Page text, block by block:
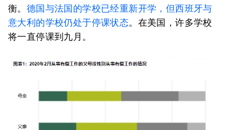
衡。 德国与法国的学校已经重新开学，但西班牙与
意大利的学校仍处于停课状态。在美国，许多学校
将一直停课到九月。